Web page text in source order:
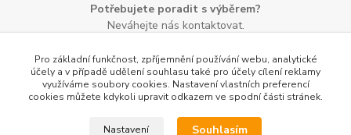
Potřebujete poradit s výběrem?
Neváhejte nás kontaktovat.
Email:info@agroczechia.cz- kdykoliv
Užitečné informace
lesníckeho náradia a potrieb
Formulář odstoupení o
Pro základní funkčnost, zpříjemnění používání webu, analytické
účely a v případě udělení souhlasu také pro účely cílení reklamy
využíváme soubory cookies. Nastavení vlastních preferencí
cookies můžete kdykoli upravit odkazem ve spodní části stránek.
Nastavení Souhlasím